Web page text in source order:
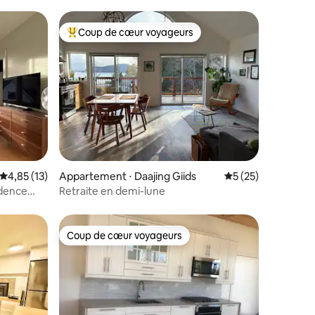
: 4,98 sur 5
Évaluation moyenne sur la base de 13 commentaires : 4,85 sur 5
4,85 (13)
Coups de cœur voyageurs les plus appréciés
Coup de cœur voyageurs
Appartement ⋅ Daajing Giids Évaluation
5 (25)
Retraite en demi-lune
Coup de cœur voyageurs
Coup de cœur voyageurs